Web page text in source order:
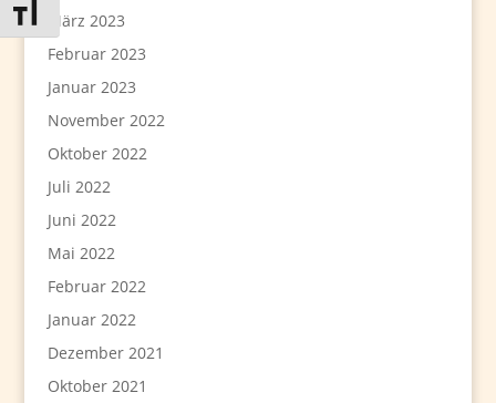
Schrift vergrößern
März 2023
Februar 2023
Januar 2023
November 2022
Oktober 2022
Juli 2022
Juni 2022
Mai 2022
Februar 2022
Januar 2022
Dezember 2021
Oktober 2021